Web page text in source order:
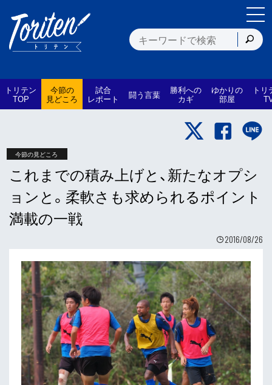
トリテン
TOP
今節の
見どころ
試合
レポート 闘う言葉 勝利への
カギ
ゆかりの
部屋
トリ
今節の見どころ
これまでの積み上げと、新たなオプシ
ョンと。柔軟さも求められるポイント
満載の一戦
2016/08/26